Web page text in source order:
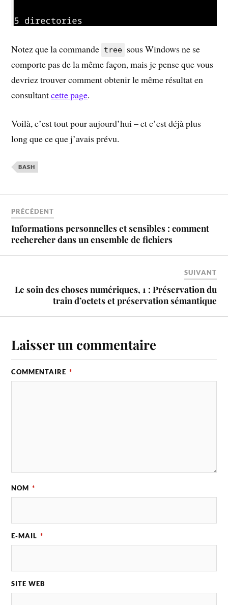
Notez que la commande tree sous Windows ne se
comporte pas de la même façon, mais je pense que vous
devriez trouver comment obtenir le même résultat en
consultantcette page.
Voilà, c’est tout pour aujourd’hui – et c’est déjà plus
long que ce que j’avais prévu.
BASH
PRÉCÉDENT
Informations personnelles et sensibles : comment
rechercher dans un ensemble de fichiers
SUIVANT
Le soin des choses numériques, 1 : Préservation du
train d’octets et préservation sémantique
Laisser un commentaire
COMMENTAIRE *
NOM *
E-MAIL *
SITE WEB